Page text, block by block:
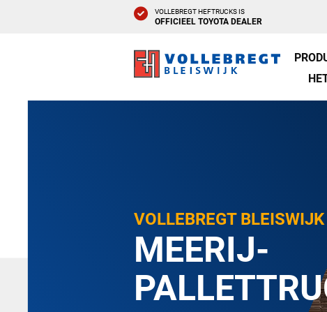
VOLLEBREGT HEFTRUCKS IS
OFFICIEEL TOYOTA DEALER
VOLLEBREGT BLEISWIJK
MEERIJ-